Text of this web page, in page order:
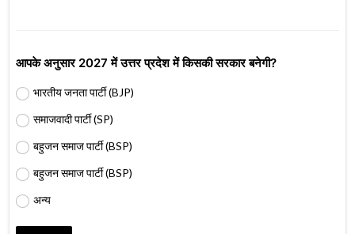
आपके अनुसार 2027 में उत्तर प्रदेश में किसकी सरकार बनेगी?
भारतीय जनता पार्टी (BJP)
समाजवादी पार्टी (SP)
बहुजन समाज पार्टी (BSP)
बहुजन समाज पार्टी (BSP)
अन्य